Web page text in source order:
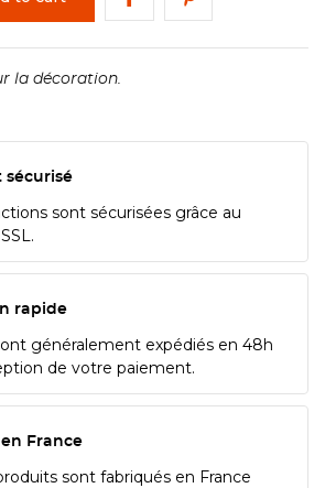
la décoration.
sécurisé
sont sécurisées grâce au
rapide
généralement expédiés en 48h
de votre paiement.
France
sont fabriqués en France